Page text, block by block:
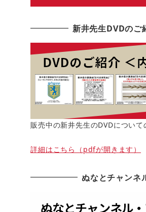
新井先生DVDのご
販売中の新井先生のDVDについて
詳細はこちら（pdfが開きます）
ぬなとチャンネ